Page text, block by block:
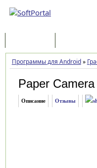
Программы для Android»
Paper Camera
Описание Отзывы